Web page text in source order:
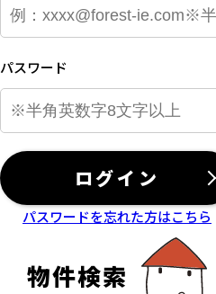
パスワード
ログイン
パスワードを忘れた方はこちら
物件検索